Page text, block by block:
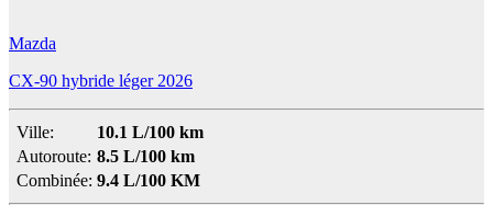
Mazda
CX-90 hybride léger 2026
Ville:
10.1 L/100 km
Autoroute: 8.5 L/100 km
Combinée: 9.4 L/100 KM